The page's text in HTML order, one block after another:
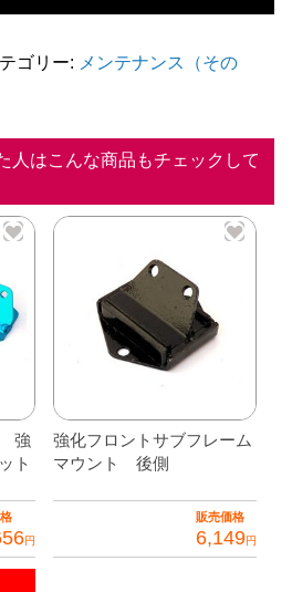
ゴリー: メンテナンス（その
人はこんな商品もチェックして
強
ト
円
強化フロントサブフレーム
マウント 後側
販売価格
6,149円